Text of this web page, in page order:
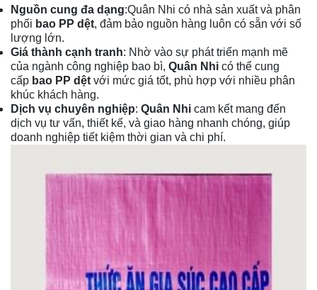
Nguồn cung đa dạng:Quân Nhi có nhà sản xuất và phân
phối bao PP dệt, đảm bảo nguồn hàng luôn có sẵn với số
lượng lớn.
Giá thành cạnh tranh: Nhờ vào sự phát triển mạnh mẽ
của ngành công nghiệp bao bì, Quân Nhi có thể cung
cấp bao PP dệt với mức giá tốt, phù hợp với nhiều phân
khúc khách hàng.
Dịch vụ chuyên nghiệp: Quân Nhi cam kết mang đến
dịch vụ tư vấn, thiết kế, và giao hàng nhanh chóng, giúp
doanh nghiệp tiết kiệm thời gian và chi phí.